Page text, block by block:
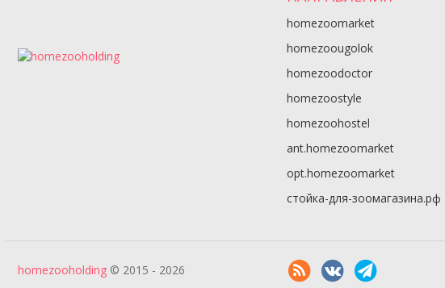
homezoomarket
homezoougolok
homezoodoctor
homezoostyle
homezoohostel
ant.homezoomarket
opt.homezoomarket
стойка-для-зоомагазина.рф
homezooholding © 2015 - 2026